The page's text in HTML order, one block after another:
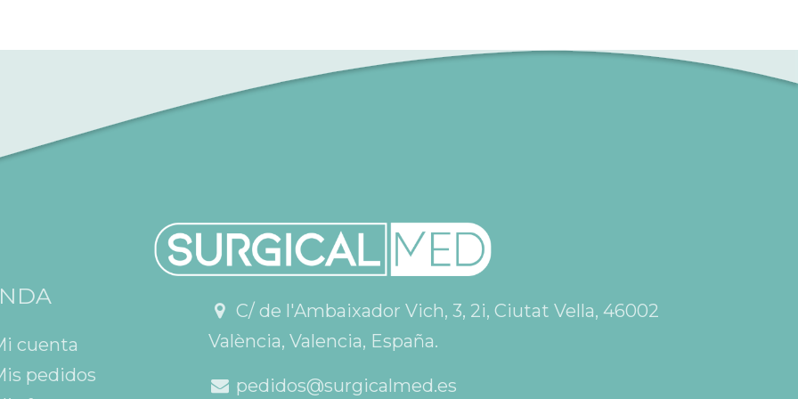
C/ de l'Ambaixador Vich, 3, 2i, Ciutat Vella, 46002
València, Valencia, España.
pedidos@surgicalmed.es
cuenta
pedidos